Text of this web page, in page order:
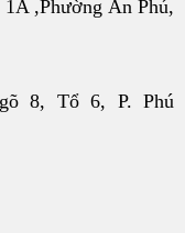
,Phường An Phú,
8, Tổ 6, P. Phú